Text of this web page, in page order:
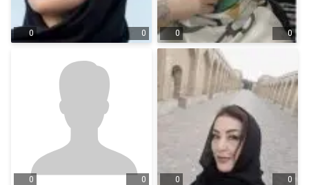
0 0 0 0
0 0 0 0